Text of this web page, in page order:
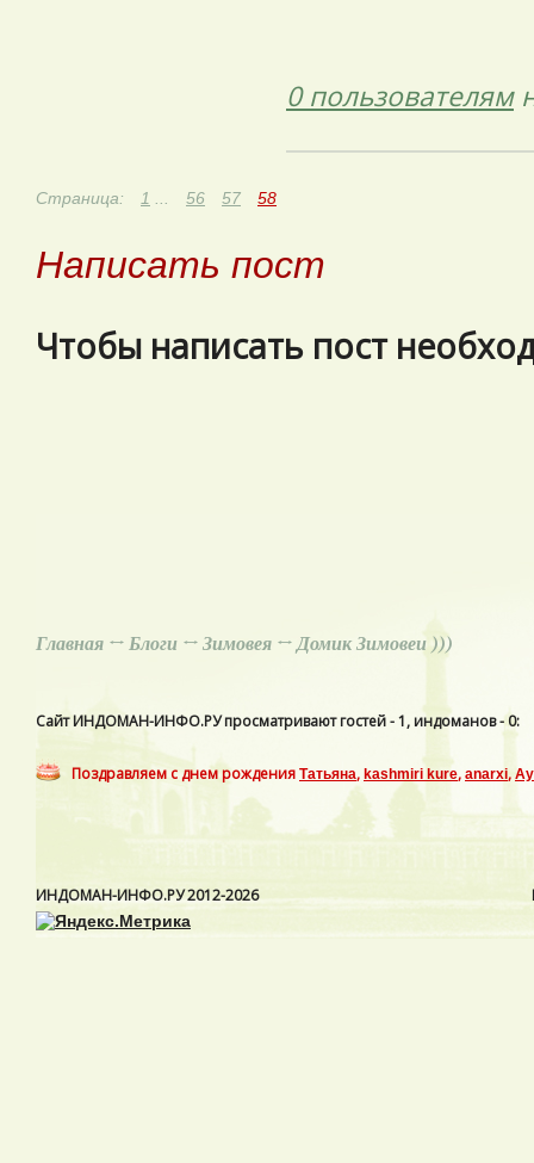
0 пользователям
Страница: 1 56 57 58
Написать пост
Чтобы написать пост
Главная ↔ Блоги ↔ Зимовея ↔ Домик Зимовеи )))
Сайт ИНДОМАН-ИНФО.РУ просматривают гостей - 1, индоманов - 0:
Поздравляем с днем рождения Татьяна, kashmiri kure, anarxi,
ИНДОМАН-ИНФО.РУ2012-2026